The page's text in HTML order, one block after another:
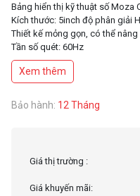
Bảng hiển thị kỹ thuật số Moza
Kích thước: 5inch độ phân giải
Thiết kế mỏng gọn, có thể nâng
Tần số quét: 60Hz
Tương thích với hầu hết các trò
7 kiểu giao diện
Xem thêm
Bảo hành: 12 Tháng
Giá thị trường :
Giá khuyến mãi: